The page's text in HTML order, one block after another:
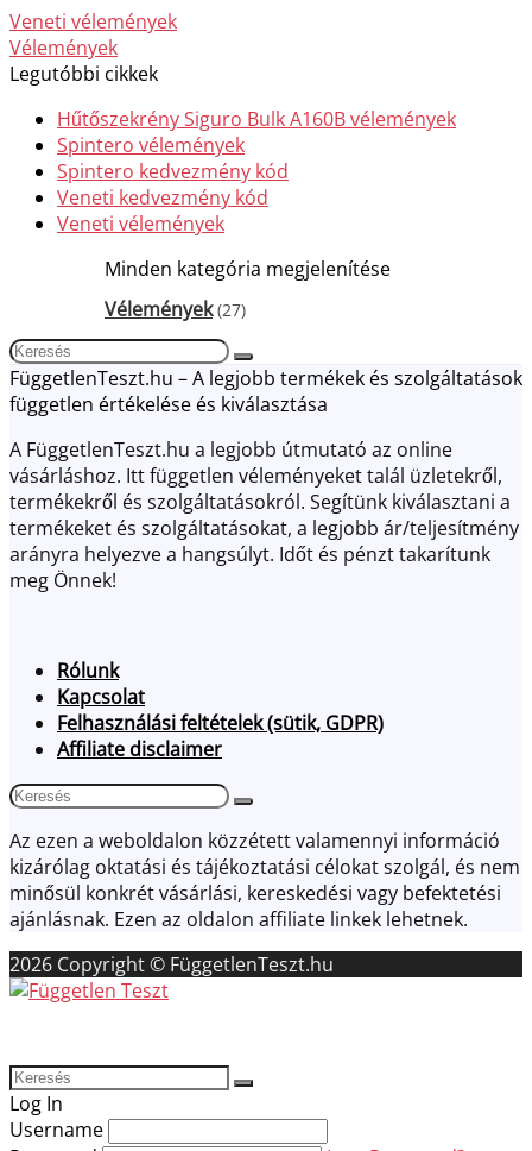
Veneti vélemények
Vélemények
Legutóbbi cikkek
Hűtőszekrény Siguro Bulk A160B vélemények
Spintero vélemények
Spintero kedvezmény kód
Veneti kedvezmény kód
Veneti vélemények
Minden kategória megjelenítése
Vélemények (27)
FüggetlenTeszt.hu – A legjobb termékek és szolgáltatások
független értékelése és kiválasztása
A FüggetlenTeszt.hu a legjobb útmutató az online
vásárláshoz. Itt független véleményeket talál üzletekről,
termékekről és szolgáltatásokról. Segítünk kiválasztani a
termékeket és szolgáltatásokat, a legjobb ár/teljesítmény
arányra helyezve a hangsúlyt. Időt és pénzt takarítunk
meg Önnek!
Rólunk
Kapcsolat
Felhasználási feltételek (sütik, GDPR)
Affiliate disclaimer
Az ezen a weboldalon közzétett valamennyi információ
kizárólag oktatási és tájékoztatási célokat szolgál, és nem
minősül konkrét vásárlási, kereskedési vagy befektetési
ajánlásnak. Ezen az oldalon affiliate linkek lehetnek.
2026 Copyright © FüggetlenTeszt.hu
Log In
Username